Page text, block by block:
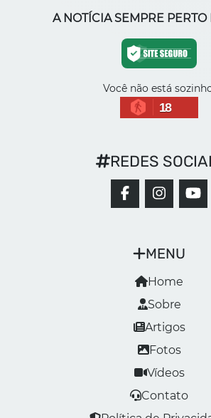
A NOTÍCIA SEMPRE PERTO
Você não está
18
MENU
Home
Sobre
Artigos
Fotos
Vídeos
Contato
REDES